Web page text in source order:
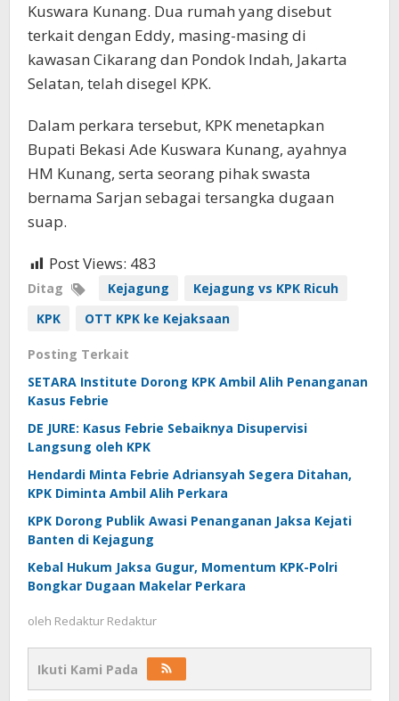
Kuswara Kunang. Dua rumah yang disebut
terkait dengan Eddy, masing-masing di
kawasan Cikarang dan Pondok Indah, Jakarta
Selatan, telah disegel KPK.
Dalam perkara tersebut, KPK menetapkan
Bupati Bekasi Ade Kuswara Kunang, ayahnya
HM Kunang, serta seorang pihak swasta
bernama Sarjan sebagai tersangka dugaan
suap.
Post Views: 483
Ditag Kejagung
Kejagung vs KPK Ricuh
KPK
OTT KPK ke Kejaksaan
Posting Terkait
SETARA Institute Dorong KPK Ambil Alih Penanganan
Kasus Febrie
DE JURE: Kasus Febrie Sebaiknya Disupervisi
Langsung oleh KPK
Hendardi Minta Febrie Adriansyah Segera Ditahan,
KPK Diminta Ambil Alih Perkara
KPK Dorong Publik Awasi Penanganan Jaksa Kejati
Banten di Kejagung
Kebal Hukum Jaksa Gugur, Momentum KPK-Polri
Bongkar Dugaan Makelar Perkara
oleh Redaktur Redaktur
Ikuti Kami Pada